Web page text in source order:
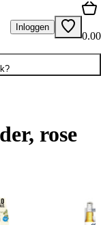
Inloggen
0.00
rose